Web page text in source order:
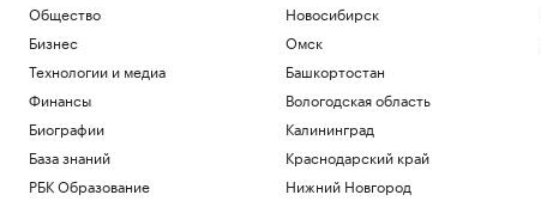
РБК и Stone
Гастрогиды по России: от аутентичных
РБК и РСХБ
«Балтика» обыграла «Крылья Советов»
в матче РПЛ
Спорт
Евросоюз нарастил импорт
российского СПГ
Общество
Бизнес
Технологии и медиа
Финансы
Биографии
База знаний
РБК Образование
Новосибирск
Омск
Башкортостан
Вологодская область
Калининград
Краснодарский край
Нижний Новгород